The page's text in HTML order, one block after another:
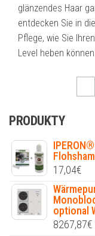
glänzendes Haar
entdecken Sie in
Pflege, wie Sie
Level heben können.
PRODUKTY
17,04€
optional
8267,87€